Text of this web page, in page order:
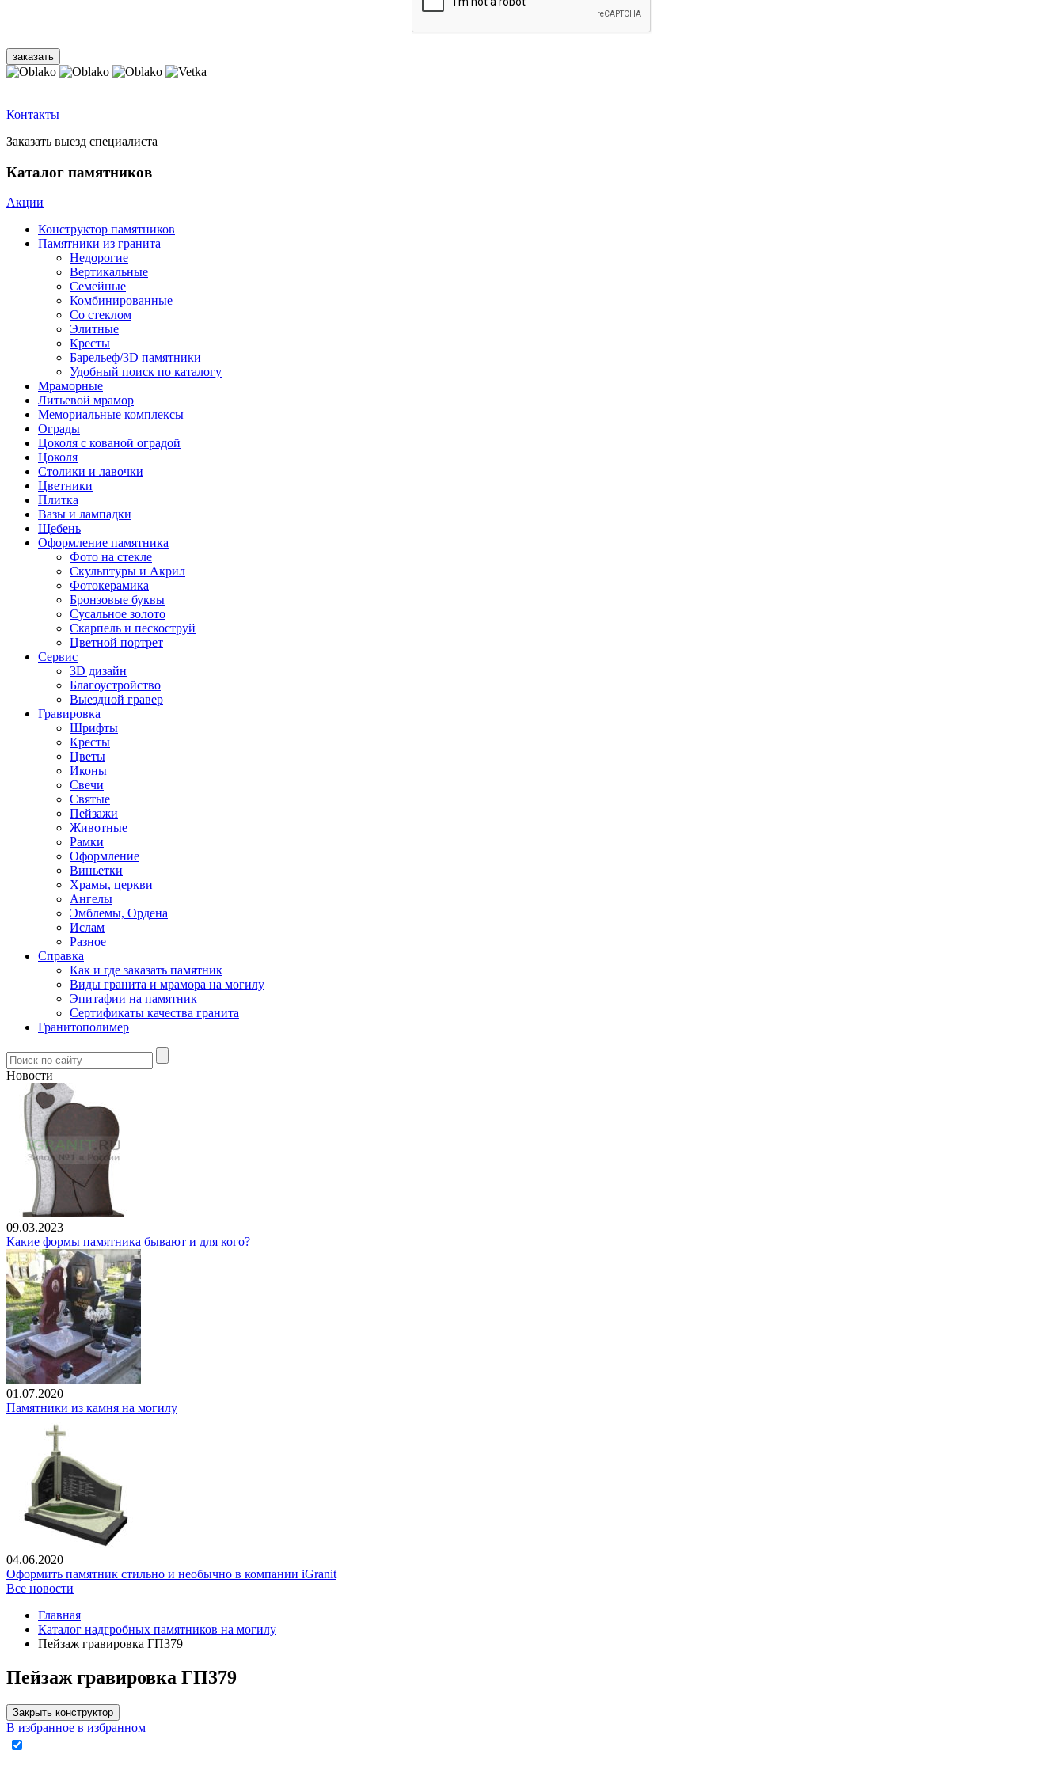
Контакты
Заказать выезд специалиста
Каталог памятников
Акции
Конструктор памятников
Памятники из гранита
Недорогие
Вертикальные
Семейные
Комбинированные
Со стеклом
Элитные
Кресты
Барельеф/3D памятники
Удобный поиск по каталогу
Мраморные
Литьевой мрамор
Мемориальные комплексы
Ограды
Цоколя с кованой оградой
Цоколя
Столики и лавочки
Цветники
Плитка
Вазы и лампадки
Щебень
Оформление памятника
Фото на стекле
Скульптуры и Акрил
Фотокерамика
Бронзовые буквы
Сусальное золото
Скарпель и пескоструй
Цветной портрет
Сервис
3D дизайн
Благоустройство
Выездной гравер
Гравировка
Шрифты
Кресты
Цветы
Иконы
Свечи
Святые
Пейзажи
Животные
Рамки
Оформление
Виньетки
Храмы, церкви
Ангелы
Эмблемы, Ордена
Ислам
Разное
Справка
Как и где заказать памятник
Виды гранита и мрамора на могилу
Эпитафии на памятник
Сертификаты качества гранита
Гранитополимер
Новости
09.03.2023
Какие формы памятника бывают и для кого?
01.07.2020
Памятники из камня на могилу
04.06.2020
Оформить памятник стильно и необычно в компании iGranit
Все новости
Главная
Каталог надгробных памятников на могилу
Пейзаж гравировка ГП379
Пейзаж гравировка ГП379
Закрыть конструктор
В избранное в избранном